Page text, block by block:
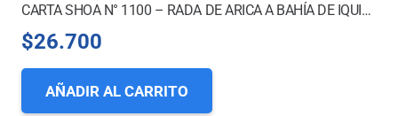
CARTA SHOA N° 1100 – RADA DE ARICA A BAHÍA DE IQUIQUE
$26.700
AÑADIR AL CARRITO